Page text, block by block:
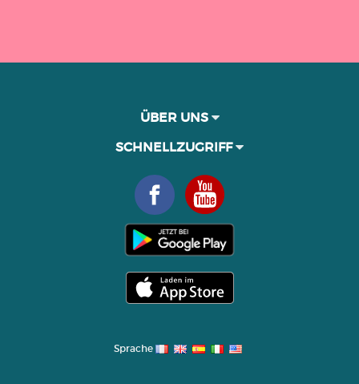
ÜBER UNS
SCHNELLZUGRIFF
Sprache